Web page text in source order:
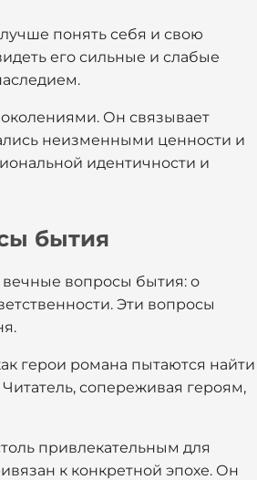
понять себя и свою
его сильные и слабые
Он связывает
неизменными ценности и
идентичности и
бытия
вечные вопросы бытия: о
Эти вопросы
герои романа пытаются найти
сопереживая героям,
привлекательным для
к конкретной эпохе. Он